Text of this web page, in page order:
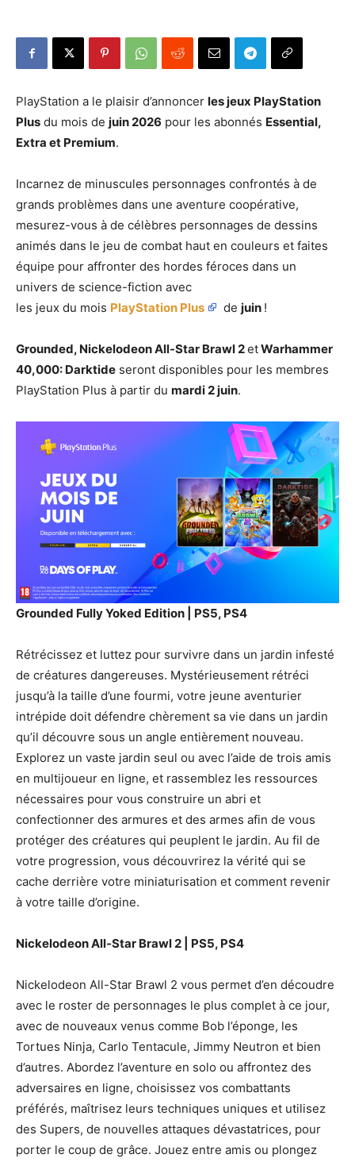
PlayStation a le plaisir d’annoncer les jeux PlayStation
Plus du mois de juin 2026 pour les abonnés Essential,
Extra et Premium.
Incarnez de minuscules personnages confrontés à de
grands problèmes dans une aventure coopérative,
mesurez-vous à de célèbres personnages de dessins
animés dans le jeu de combat haut en couleurs et faites
équipe pour affronter des hordes féroces dans un
univers de science-fiction avec
les jeux du mois PlayStation Plus de juin !
Grounded, Nickelodeon All-Star Brawl 2etWarhammer
40,000: Darktide seront disponibles pour les membres
PlayStation Plus à partir du mardi 2 juin.
Grounded Fully Yoked Edition | PS5, PS4
Rétrécissez et luttez pour survivre dans un jardin infesté
de créatures dangereuses. Mystérieusement rétréci
jusqu’à la taille d’une fourmi, votre jeune aventurier
intrépide doit défendre chèrement sa vie dans un jardin
qu’il découvre sous un angle entièrement nouveau.
Explorez un vaste jardin seul ou avec l’aide de trois amis
en multijoueur en ligne, et rassemblez les ressources
nécessaires pour vous construire un abri et
confectionner des armures et des armes afin de vous
protéger des créatures qui peuplent le jardin. Au fil de
votre progression, vous découvrirez la vérité qui se
cache derrière votre miniaturisation et comment revenir
à votre taille d’origine.
Nickelodeon All-Star Brawl 2 | PS5, PS4
Nickelodeon All-Star Brawl 2 vous permet d’en découdre
avec le roster de personnages le plus complet à ce jour,
avec de nouveaux venus comme Bob l’éponge, les
Tortues Ninja, Carlo Tentacule, Jimmy Neutron et bien
d’autres. Abordez l’aventure en solo ou affrontez des
adversaires en ligne, choisissez vos combattants
préférés, maîtrisez leurs techniques uniques et utilisez
des Supers, de nouvelles attaques dévastatrices, pour
porter le coup de grâce. Jouez entre amis ou plongez